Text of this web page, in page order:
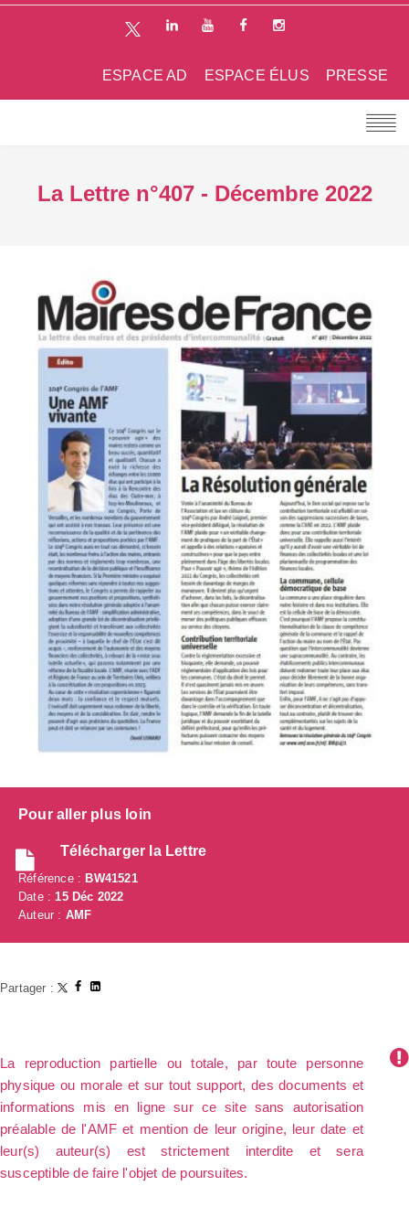
PRESSE
ESPACE ÉLUS
ESPACE AD
La Lettre n°407 - Décembre 2022
Pour aller plus loin
Télécharger la Lettre
Référence : BW41521
Date : 15 Déc 2022
Auteur : AMF
Partager :
La reproduction partielle ou totale, par toute personne
physique ou morale et sur tout support, des documents et
informations mis en ligne sur ce site sans autorisation
préalable de l'AMF et mention de leur origine, leur date et
leur(s) auteur(s) est strictement interdite et sera
susceptible de faire l'objet de poursuites.